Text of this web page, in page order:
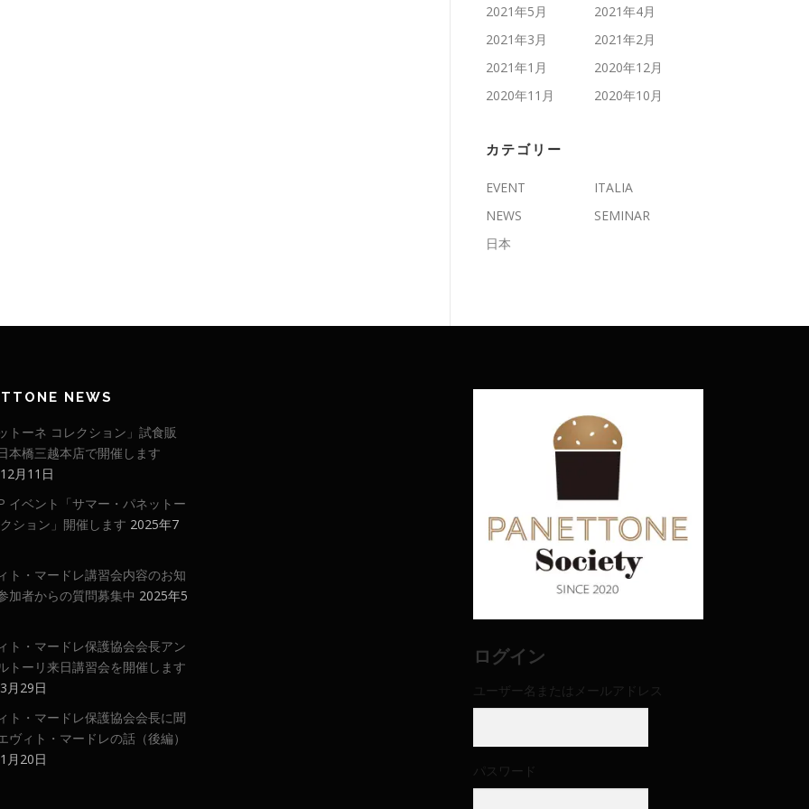
2021年5月
2021年4月
2021年3月
2021年2月
2021年1月
2020年12月
2020年11月
2020年10月
カテゴリー
EVENT
ITALIA
NEWS
SEMINAR
日本
NEWS
トーネ コレクション」試食販
本橋三越本店で開催します
月11日
イベント「サマー・パネットー
ション」開催します 2025年7
ト・マードレ講習会内容のお知
加者からの質問募集中 2025年5
ト・マードレ保護協会会長アン
トーリ来日講習会を開催します
月29日
ト・マードレ保護協会会長に聞
ヴィト・マードレの話（後編）
月20日
ログイン
ユーザー名またはメールアドレス
パスワード